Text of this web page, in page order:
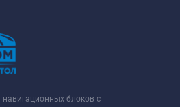
блоков с